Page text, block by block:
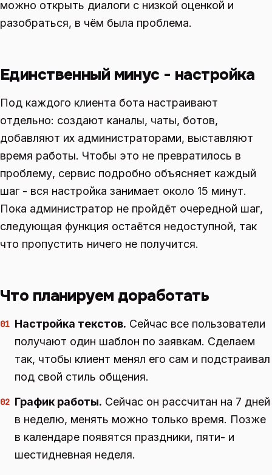
можно открыть диалоги с низкой оценкой и
разобраться, в чём была проблема.
Единственный минус - настройка
Под каждого клиента бота настраивают
отдельно: создают каналы, чаты, ботов,
добавляют их администраторами, выставляют
время работы. Чтобы это не превратилось в
проблему, сервис подробно объясняет каждый
шаг - вся настройка занимает около 15 минут.
Пока администратор не пройдёт очередной шаг,
следующая функция остаётся недоступной, так
что пропустить ничего не получится.
Что планируем доработать
01 Настройка текстов. Сейчас все пользователи
получают один шаблон по заявкам. Сделаем
так, чтобы клиент менял его сам и подстраивал
под свой стиль общения.
02 График работы. Сейчас он рассчитан на 7 дней
в неделю, менять можно только время. Позже
в календаре появятся праздники, пяти- и
шестидневная неделя.